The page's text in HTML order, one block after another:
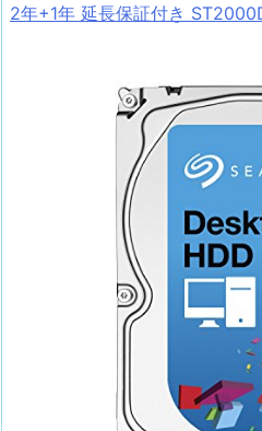
2年+1年 延長保証付き